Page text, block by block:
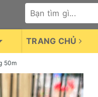
TRANG CHỦ
50m